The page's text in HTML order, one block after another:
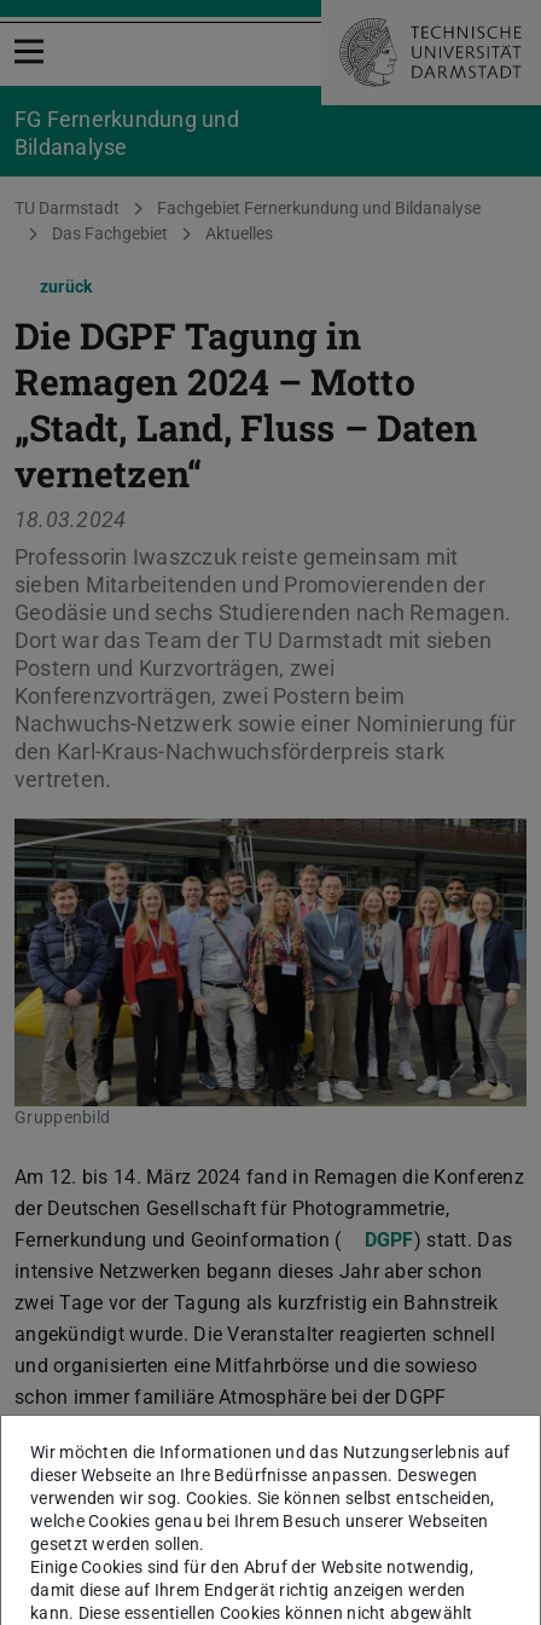
Menü öffnen
FG Fernerkundung und
Bildanalyse
Sie befinden sich hier:
TU Darmstadt
Fachgebiet Fernerkundung und Bildanalyse
Das Fachgebiet
Aktuelles
zurück
Die DGPF Tagung in
Remagen 2024 – Motto
„Stadt, Land, Fluss – Daten
vernetzen“
18.03.2024
Professorin Iwaszczuk reiste gemeinsam mit
sieben Mitarbeitenden und Promovierenden der
Geodäsie und sechs Studierenden nach Remagen.
Dort war das Team der TU Darmstadt mit sieben
Postern und Kurzvorträgen, zwei
Konferenzvorträgen, zwei Postern beim
Nachwuchs-Netzwerk sowie einer Nominierung für
den Karl-Kraus-Nachwuchsförderpreis stark
vertreten.
Gruppenbild
Zurück
Am 12. bis 14. März 2024 fand in Remagen die Konferenz
der Deutschen Gesellschaft für Photogrammetrie,
Fernerkundung und Geoinformation (
DGPF) statt. Das
intensive Netzwerken begann dieses Jahr aber schon
zwei Tage vor der Tagung als kurzfristig ein Bahnstreik
angekündigt wurde. Die Veranstalter reagierten schnell
und organisierten eine Mitfahrbörse und die sowieso
schon immer familiäre Atmosphäre bei der DGPF
noch mehr.
Mit 15 Teilnehmenden von der TU Darmstadt war die
Gruppe um Professorin Dorota Iwaszczuk möglicherweise
die am stärksten vertretene. Das Corporate Design mit
dem Athene-Kopf dominierte die ein oder andere Session
Wir möchten die Informationen und das Nutzungserlebnis auf
dieser Webseite an Ihre Bedürfnisse anpassen. Deswegen
verwenden wir sog. Cookies. Sie können selbst entscheiden,
welche Cookies genau bei Ihrem Besuch unserer Webseiten
gesetzt werden sollen.
Einige Cookies sind für den Abruf der Website notwendig,
damit diese auf Ihrem Endgerät richtig anzeigen werden
kann. Diese essentiellen Cookies können nicht abgewählt